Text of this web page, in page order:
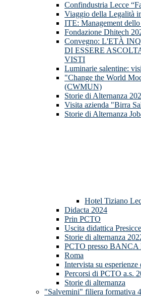
Confindustria Lecce
Viaggio della Legalità
ITE: Management
Fondazione Dhitech
Convegno: L'ETÀ
DI ESSERE
VISTI
Luminarie salentine:
"Change the World
(CWMUN)
Storie di Alternanza
Visita azienda "Birra
Storie di Alternanza
Hotel Tiziano
Didacta 2024
Prin PCTO
Uscita didattica
Storie di alternanza
PCTO presso
Roma
Intervista su
Percorsi di PCTO a.s.
Storie di alternanza
"Salvemini" filiera formativa